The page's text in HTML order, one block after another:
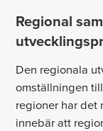
Regional
Den regionala
omställningen
regioner har det
innebär att